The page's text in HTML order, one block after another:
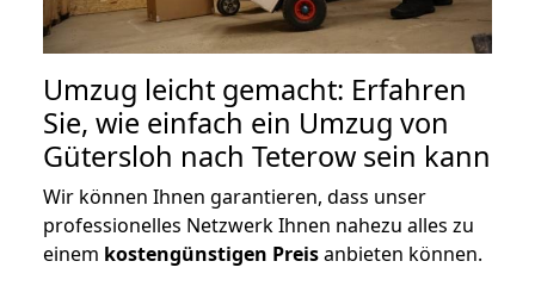
Umzug leicht gemacht: Erfahren
Sie, wie einfach ein Umzug von
Gütersloh nach Teterow sein kann
Wir können Ihnen garantieren, dass unser
professionelles Netzwerk Ihnen nahezu alles zu
einem kostengünstigen Preisanbieten können.